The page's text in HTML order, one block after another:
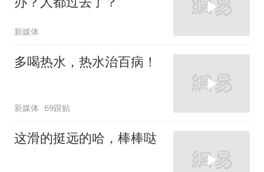
新媒体
多喝热水，热水治百病！
新媒体 69跟贴
这滑的挺远的哈，棒棒哒